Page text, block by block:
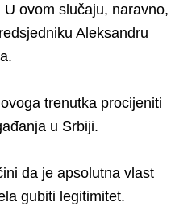
ovom slučaju, naravno,
Aleksandru
trenutka procijeniti
u Srbiji.
da je apsolutna vlast
gubiti legitimitet.